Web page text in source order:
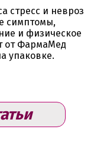
стресс и невроз
симптомы,
и физическое
от ФармаМед
упаковке.